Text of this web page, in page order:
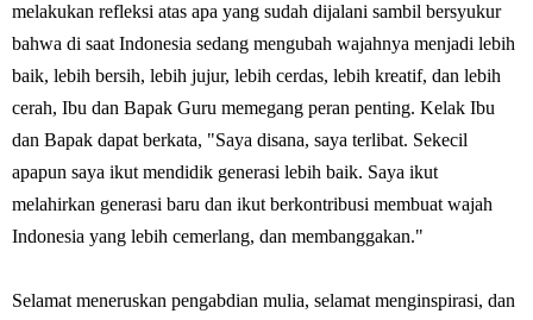
melakukan refleksi atas apa yang sudah dijalani sambil bersyukur
bahwa di saat Indonesia sedang mengubah wajahnya menjadi lebih
baik, lebih bersih, lebih jujur, lebih cerdas, lebih kreatif, dan lebih
cerah, Ibu dan Bapak Guru memegang peran penting. Kelak Ibu
dan Bapak dapat berkata, "Saya disana, saya terlibat. Sekecil
apapun saya ikut mendidik generasi lebih baik. Saya ikut
melahirkan generasi baru dan ikut berkontribusi membuat wajah
Indonesia yang lebih cemerlang, dan membanggakan."
Selamat meneruskan pengabdian mulia, selamat menginspirasi, dan